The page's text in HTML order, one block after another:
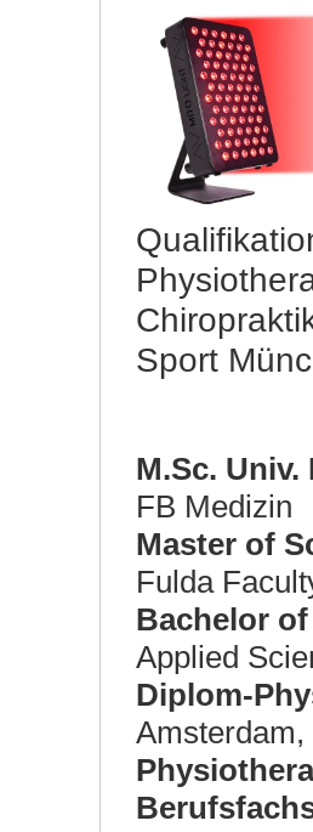
Sport
M.Sc.
FB Medizin
Master of
Fulda
Bachelor
Applied
Diplom-